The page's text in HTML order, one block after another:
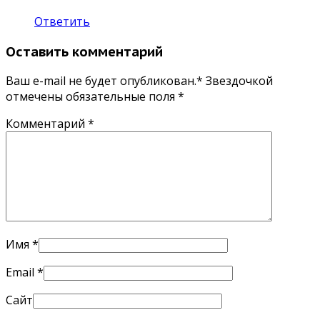
Ответить
Оставить комментарий
Ваш e-mail не будет опубликован.* Звездочкой
отмечены обязательные поля *
Комментарий *
Имя *
Email *
Сайт